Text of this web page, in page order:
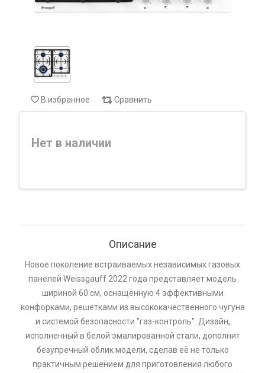
В избранное Сравнить
Нет в наличии
Описание
Новое поколение встраиваемых независимых газовых
панелей Weissgauff 2022 года представляет модель
шириной 60 см, оснащенную 4 эффективными
конфорками, решетками из высококачественного чугуна
и системой безопасности "газ-контроль". Дизайн,
исполненный в белой эмалированной стали, дополнит
безупречный облик модели, сделав её не только
практичным решением для приготовления любого